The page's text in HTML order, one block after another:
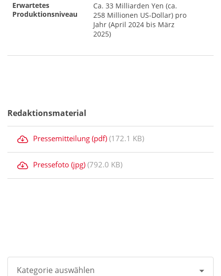
Erwartetes
Produktionsniveau
Ca. 33 Milliarden Yen (ca.
258 Millionen US-Dollar) pro
Jahr (April 2024 bis März
2025)
Redaktionsmaterial
Pressemitteilung (pdf) (172.1 KB)
Pressefoto (jpg) (792.0 KB)
Kategorie auswählen